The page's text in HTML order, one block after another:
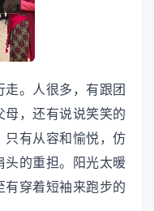
。人很多，有跟团
，还有说说笑笑的
只有从容和愉悦，仿
头的重担。阳光太暖
有穿着短袖来跑步的